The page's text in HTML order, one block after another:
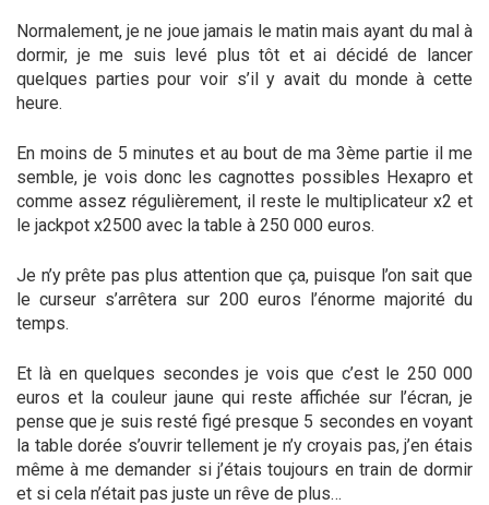
Normalement, je ne joue jamais le matin mais ayant du mal à
dormir, je me suis levé plus tôt et ai décidé de lancer
quelques parties pour voir s’il y avait du monde à cette
heure.
En moins de 5 minutes et au bout de ma 3ème partie il me
semble, je vois donc les cagnottes possibles Hexapro et
comme assez régulièrement, il reste le multiplicateur x2 et
le jackpot x2500 avec la table à 250 000 euros.
Je n’y prête pas plus attention que ça, puisque l’on sait que
le curseur s’arrêtera sur 200 euros l’énorme majorité du
temps.
Et là en quelques secondes je vois que c’est le 250 000
euros et la couleur jaune qui reste affichée sur l’écran, je
pense que je suis resté figé presque 5 secondes en voyant
la table dorée s’ouvrir tellement je n’y croyais pas, j’en étais
même à me demander si j’étais toujours en train de dormir
et si cela n’était pas juste un rêve de plus…